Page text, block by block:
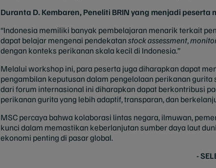
Duranta D. Kembaren, Peneliti BRIN yang menjadi
“Indonesia memiliki banyak pembelajaran menarik terkait
dapat belajar mengenai pendekatanstock assessment,
dengan konteks perikanan skala kecil di Indonesia.”
Melalui workshop ini, para peserta juga diharapkan dapat
pengambilan keputusan dalam pengelolaan perikanan
dari forum internasional ini diharapkan dapat berkontribusi
perikanan gurita yang lebih adaptif, transparan, dan
MSC percaya bahwa kolaborasi lintas negara, ilmuwan,
kunci dalam memastikan keberlanjutan sumber daya laut
ekonomi penting di pasar global.
-